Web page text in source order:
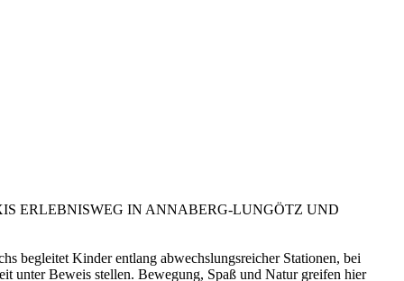
ERLEBNISWEG IN ANNABERG-LUNGÖTZ UND
begleitet Kinder entlang abwechslungsreicher Stationen, bei
unter Beweis stellen. Bewegung, Spaß und Natur greifen hier